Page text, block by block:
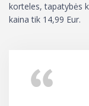
korteles, tapatybės
kaina tik 14,99 Eur.